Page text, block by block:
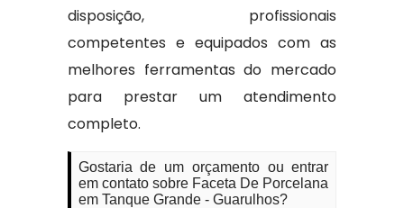
disposição, profissionais
competentes e equipados com as
melhores ferramentas do mercado
para prestar um atendimento
completo.
Gostaria de um orçamento ou entrar
em contato sobre Faceta De Porcelana
em Tanque Grande - Guarulhos?